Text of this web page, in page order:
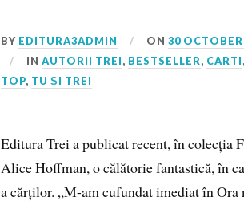
BY EDITURA3ADMIN ON30 OCTOBER
INAUTORII TREI, BESTSELLER, CARTI,
TOP, TU ȘI TREI
Editura Trei a publicat recent, în colecția
Alice Hoffman, o călătorie fantastică, în
a cărților. „M-am cufundat imediat în Ora